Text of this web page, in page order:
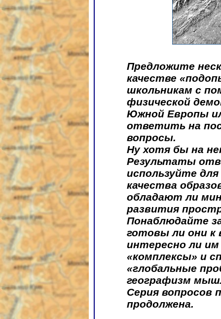
Предложите
качестве
школьникам с
физической
Южной Европы
ответить на
вопросы.
Ну хотя бы на
Результаты
используйте
качества
обладают ли
развития
Понаблюдайте
готовы ли они
интересно ли
«комплексы» и
«глобальные
географизм
Серия вопросов
продолжена.